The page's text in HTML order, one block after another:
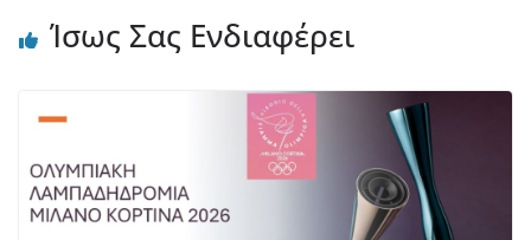
Ίσως Σας Ενδιαφέρει